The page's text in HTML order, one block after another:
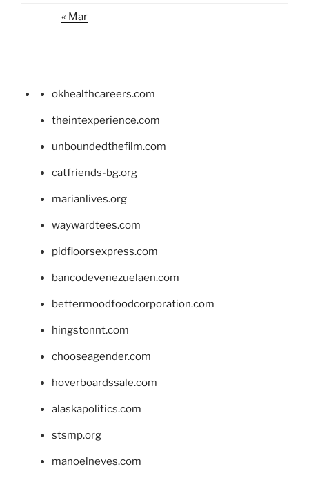
« Mar
okhealthcareers.com
theintexperience.com
unboundedthefilm.com
catfriends-bg.org
marianlives.org
waywardtees.com
pidfloorsexpress.com
bancodevenezuelaen.com
bettermoodfoodcorporation.com
hingstonnt.com
chooseagender.com
hoverboardssale.com
alaskapolitics.com
stsmp.org
manoelneves.com